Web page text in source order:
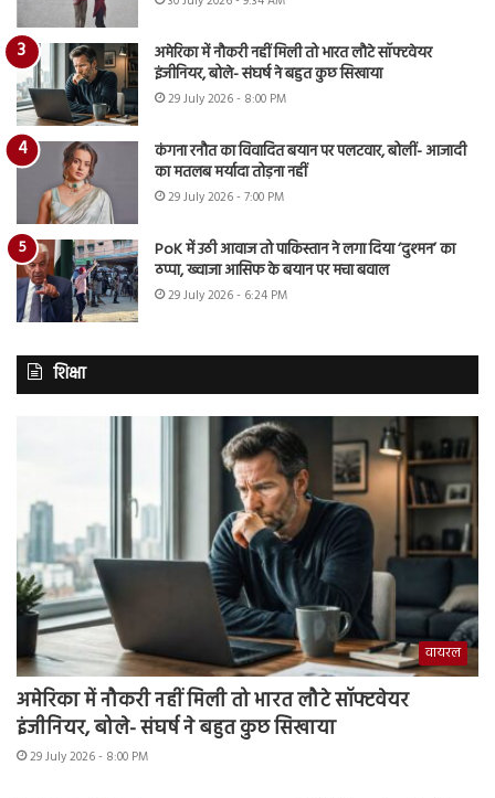
अमेरिका में नौकरी नहीं मिली तो भारत लौटे सॉफ्टवेयर
इंजीनियर, बोले- संघर्ष ने बहुत कुछ सिखाया
29 July 2026 - 8:00 PM
कंगना रनौत का विवादित बयान पर पलटवार, बोलीं- आजादी
का मतलब मर्यादा तोड़ना नहीं
29 July 2026 - 7:00 PM
PoK में उठी आवाज तो पाकिस्तान ने लगा दिया ‘दुश्मन’ का
ठप्पा, ख्वाजा आसिफ के बयान पर मचा बवाल
29 July 2026 - 6:24 PM
शिक्षा
वायरल
अमेरिका में नौकरी नहीं मिली तो भारत लौटे सॉफ्टवेयर
इंजीनियर, बोले- संघर्ष ने बहुत कुछ सिखाया
29 July 2026 - 8:00 PM